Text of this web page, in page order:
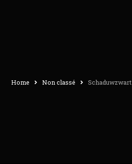
Home Non classé